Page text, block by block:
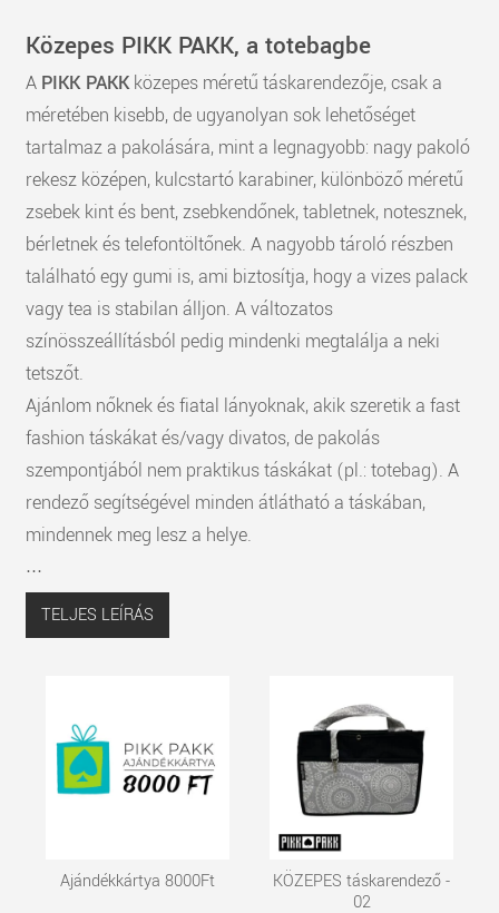
Közepes PIKK PAKK, a totebagbe
A PIKK PAKKközepes méretű táskarendezője, csak a
méretében kisebb, de ugyanolyan sok lehetőséget
tartalmaz a pakolására, mint a legnagyobb: nagy pakoló
rekesz középen, kulcstartó karabiner, különböző méretű
zsebek kint és bent, zsebkendőnek, tabletnek, notesznek,
bérletnek és telefontöltőnek. A nagyobb tároló részben
található egy gumi is, ami biztosítja, hogy a vizes palack
vagy tea is stabilan álljon. A változatos
színösszeállításból pedig mindenki megtalálja a neki
tetszőt.
Ajánlom nőknek és fiatal lányoknak, akik szeretik a fast
fashion táskákat és/vagy divatos, de pakolás
szempontjából nem praktikus táskákat (pl.: totebag). A
rendező segítségével minden átlátható a táskában,
mindennek meg lesz a helye.
...
TELJES LEÍRÁS
Ajándékkártya 8000Ft
KÖZEPES táskarendező -
02